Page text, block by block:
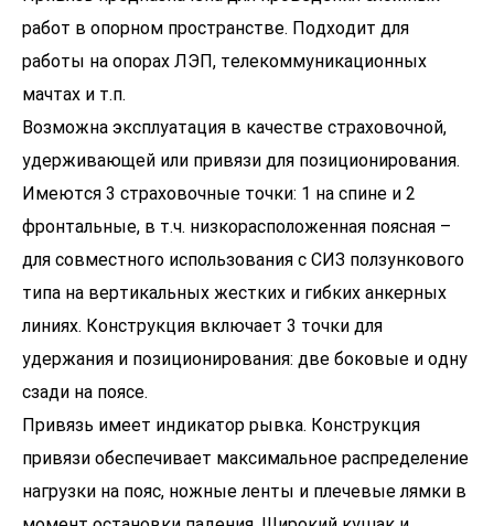
работ в опорном пространстве. Подходит для
работы на опорах ЛЭП, телекоммуникационных
мачтах и т.п.
Возможна эксплуатация в качестве страховочной,
удерживающей или привязи для позиционирования.
Имеются 3 страховочные точки: 1 на спине и 2
фронтальные, в т.ч. низкорасположенная поясная –
для совместного использования с СИЗ ползункового
типа на вертикальных жестких и гибких анкерных
линиях. Конструкция включает 3 точки для
удержания и позиционирования: две боковые и одну
сзади на поясе.
Привязь имеет индикатор рывка. Конструкция
привязи обеспечивает максимальное распределение
нагрузки на пояс, ножные ленты и плечевые лямки в